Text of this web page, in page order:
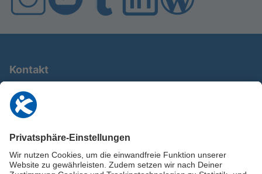
Kontakt
0911 / 9234 950
info@deutschland-im-plus.de
Impressum